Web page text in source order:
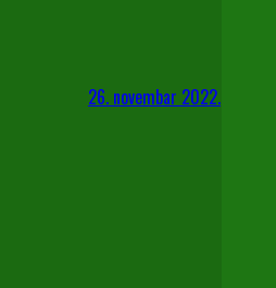
26. novembar 2022.